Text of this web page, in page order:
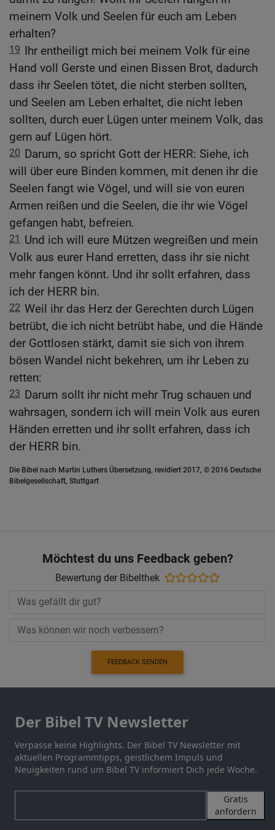
meinem Volk und Seelen für euch am Leben
erhalten?
19 Ihr entheiligt mich bei meinem Volk für eine
Hand voll Gerste und einen Bissen Brot, dadurch
dass ihr Seelen tötet, die nicht sterben sollten,
und Seelen am Leben erhaltet, die nicht leben
sollten, durch euer Lügen unter meinem Volk, das
gern auf Lügen hört.
20 Darum, so spricht Gott der HERR: Siehe, ich
will über eure Binden kommen, mit denen ihr die
Seelen fangt wie Vögel, und will sie von euren
Armen reißen und die Seelen, die ihr wie Vögel
gefangen habt, befreien.
21
Und ich will eure Mützen wegreißen und mein
Volk aus eurer Hand erretten, dass ihr sie nicht
mehr fangen könnt. Und ihr sollt erfahren, dass
ich der HERR bin.
22 Weil ihr das Herz der Gerechten durch Lügen
betrübt, die ich nicht betrübt habe, und die Hände
der Gottlosen stärkt, damit sie sich von ihrem
bösen Wandel nicht bekehren, um ihr Leben zu
retten:
23 Darum sollt ihr nicht mehr Trug schauen und
wahrsagen, sondern ich will mein Volk aus euren
Händen erretten und ihr sollt erfahren, dass ich
der HERR bin.
Die Bibel nach Martin Luthers Übersetzung, revidiert 2017, © 2016 Deutsche
Bibelgesellschaft, Stuttgart
Möchtest du uns Feedback geben?
Bewertung der Bibelthek
FEEDBACK SENDEN
Der Bibel TV Newsletter
Verpasse keine Highlights. Der Bibel TV Newsletter mit
aktuellen Programmtipps, geistlichem Impuls und
Neuigkeiten rund um Bibel TV informiert Dich jede Woche.
Gratis
anfordern